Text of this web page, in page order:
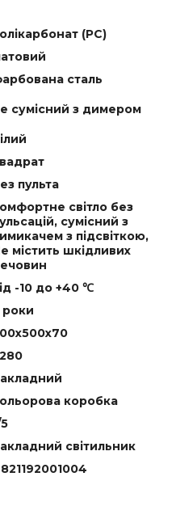
(РС)
сталь
сумісний з димером
пульта
світло без
сумісний з
з підсвіткою,
містить шкідливих
-10 до +40 ℃
роки
коробка
світильник